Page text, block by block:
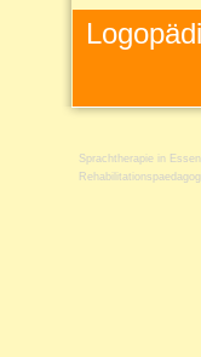
Sprachtherapie in Essen